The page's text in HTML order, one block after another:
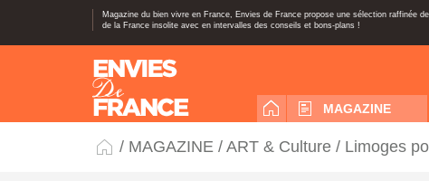
Magazine du bien vivre en France, Envies de France propose une sélection raffinée
de la France insolite avec en intervalles des conseils et bons-plans !
MAGAZINE
/ MAGAZINE / ART & Culture / Limoges